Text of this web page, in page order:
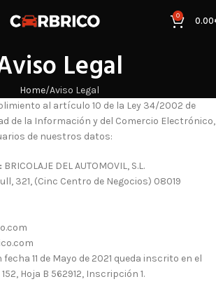
0 0.00
Legal
Home Aviso Legal
al artículo 10 de la Ley 34/2002 de
de la Información y del Comercio Electrónico,
de nuestros datos:
BRICOLAJE DEL AUTOMOVIL, S.L.
321, (Cinc Centro de Negocios) 08019
fecha 11 de Mayo de 2021 queda inscrito en el
Hoja B 562912, Inscripción 1.